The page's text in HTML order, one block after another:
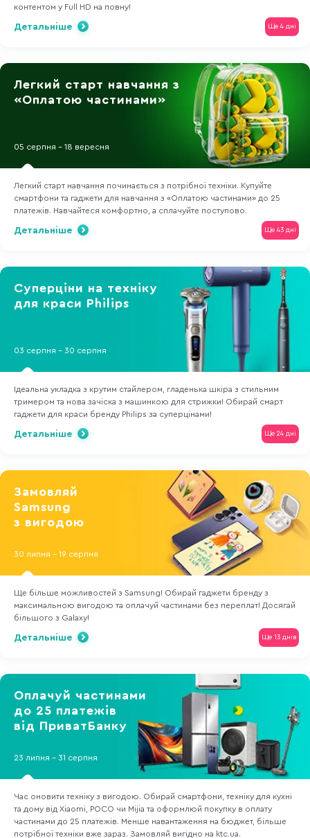
контентом у Full HD на повну!
Ще 4 дні
Детальніше
Легкий старт навчання з
«Оплатою частинами»
05 серпня - 18 вересня
Легкий старт навчання починається з потрібної техніки. Купуйте
смартфони та гаджети для навчання з «Оплатою частинами» до 25
платежів. Навчайтеся комфортно, а сплачуйте поступово.
Ще 43 дні
Детальніше
Суперціни на техніку
для краси Philips
03 серпня - 30 серпня
Ідеальна укладка з крутим стайлером, гладенька шкіра з стильним
тримером та нова зачіска з машинкою для стрижки! Обирай смарт
гаджети для краси бренду Philips за суперцінами!
Ще 24 дні
Детальніше
Замовляй
Samsung
з вигодою
30 липня - 19 серпня
Ще більше можливостей з Samsung! Обирай гаджети бренду з
максимальною вигодою та оплачуй частинами без переплат! Досягай
більшого з Galaxy!
Ще 13 днів
Детальніше
Оплачуй частинами
до 25 платежів
від ПриватБанку
23 липня - 31 серпня
Час оновити техніку з вигодою. Обирай смартфони, техніку для кухні
та дому від Xiaomi, POCO чи Mijia та оформлюй покупку в оплату
частинами до 25 платежів. Менше навантаження на бюджет, більше
потрібної техніки вже зараз. Замовляй вигідно на ktc.ua.